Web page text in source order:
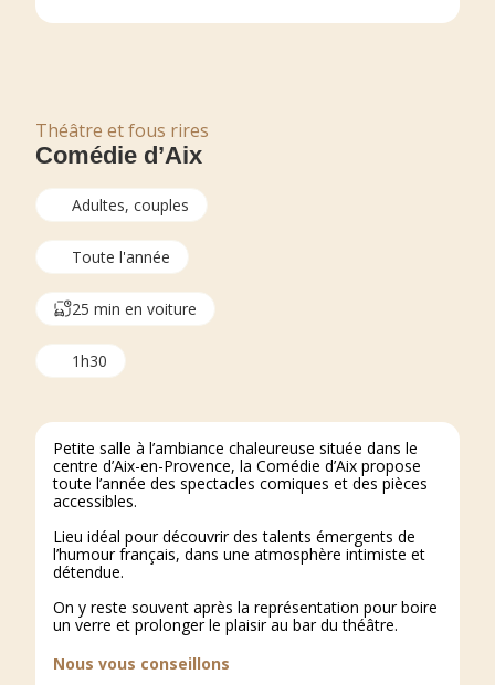
Théâtre et fous rires
Comédie d’Aix
Adultes, couples
Toute l'année
25 min en voiture
1h30
Petite salle à l’ambiance chaleureuse située dans le
centre d’Aix-en-Provence, la Comédie d’Aix propose
toute l’année des spectacles comiques et des pièces
accessibles.
Lieu idéal pour découvrir des talents émergents de
l’humour français, dans une atmosphère intimiste et
détendue.
On y reste souvent après la représentation pour boire
un verre et prolonger le plaisir au bar du théâtre.
Nous vous conseillons